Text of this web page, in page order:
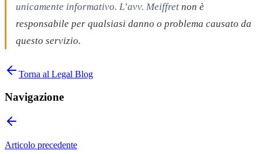
unicamente informativo. L’avv. Meiffret non è
responsabile per qualsiasi danno o problema causato da
questo servizio.
Torna al Legal Blog
Navigazione
Articolo precedente